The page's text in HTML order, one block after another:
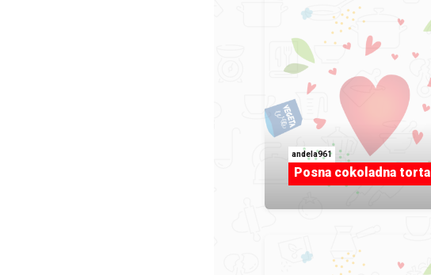
andela961
Posna cokoladna torta